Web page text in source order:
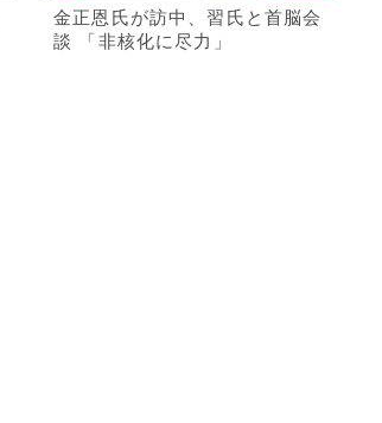
金正恩氏が訪中、習氏と首脳会
談 「非核化に尽力」